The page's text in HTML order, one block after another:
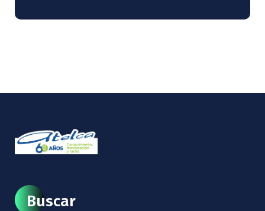
Buscar